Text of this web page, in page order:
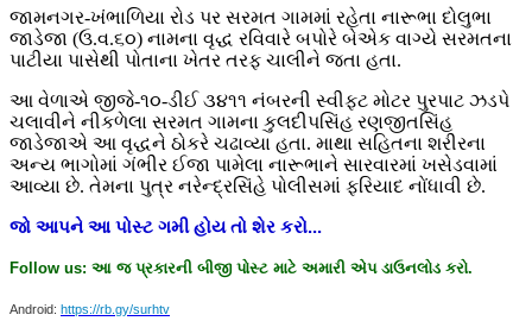
જામનગર-ખંભાળિયા રોડ પર સરમત ગામમાં રહેતા નારૂભા દોલુભા
જાડેજા (ઉ.વ.૬૦) નામના વૃદ્ધ રવિવારે બપોરે બેએક વાગ્યે સરમતના
પાટીયા પાસેથી પોતાના ખેતર તરફ ચાલીને જતા હતા.
આ વેળાએ જીજે-૧૦-ડીઈ ૩૪૧૧ નંબરની સ્વીફ્ટ મોટર પુરપાટ ઝડપે
ચલાવીને નીકળેલા સરમત ગામના કુલદીપસિંહ રણજીતસિંહ
જાડેજાએ આ વૃદ્ધને ઠોકરે ચઢાવ્યા હતા. માથા સહિતના શરીરના
અન્ય ભાગોમાં ગંભીર ઈજા પામેલા નારૂભાને સારવારમાં ખસેડવામાં
આવ્યા છે. તેમના પુત્ર નરેન્દ્રસિંહે પોલીસમાં ફરિયાદ નોંધાવી છે.
જો આપને આ પોસ્ટ ગમી હોય તો શેર કરો...
Follow us: આ જ પ્રકારની બીજી પોસ્ટ માટે અમારી એપ ડાઉનલોડ કરો.
Android: https://rb.gy/surhtv